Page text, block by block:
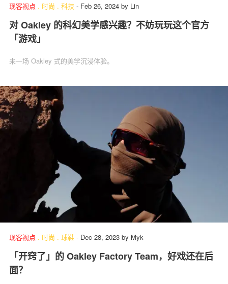
现客视点 . 时尚 . 科技 - Feb 26, 2024 by Lin
对 Oakley 的科幻美学感兴趣？不妨玩玩这个官方
「游戏」
来一场 Oakley 式的美学沉浸体验。
现客视点 . 时尚 . 球鞋 - Dec 28, 2023 by Myk
「开窍了」的 Oakley Factory Team，好戏还在后
面？